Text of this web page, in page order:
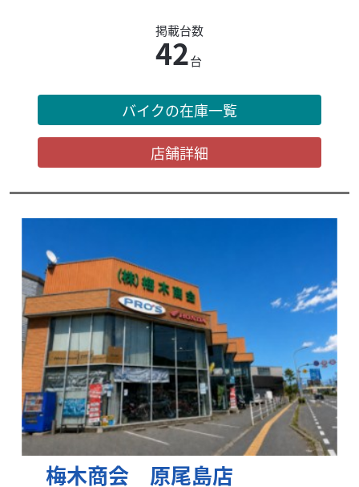
掲載台数
42台
バイクの在庫一覧
店舗詳細
梅木商会 原尾島店